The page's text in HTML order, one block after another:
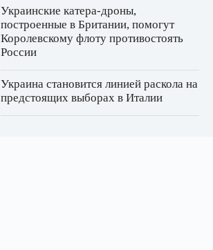
Украинские катера‑дроны,
построенные в Британии, помогут
Королевскому флоту противостоять
России
Украина становится линией раскола на
предстоящих выборах в Италии